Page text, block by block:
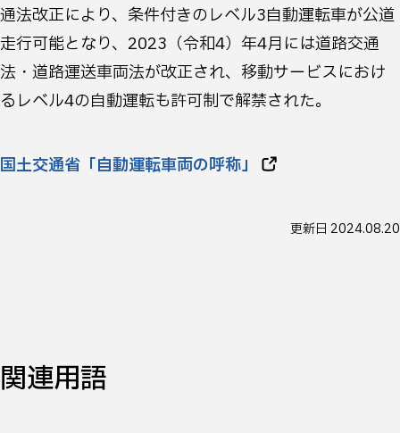
通法改正により、条件付きのレベル3自動運転車が公道
走行可能となり、2023（令和4）年4月には道路交通
法・道路運送車両法が改正され、移動サービスにおけ
るレベル4の自動運転も許可制で解禁された。
国土交通省「自動運転車両の呼称」
更新日 2024.08.20
関連用語